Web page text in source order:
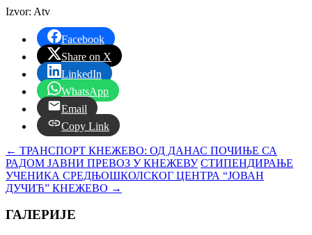
Izvor: Atv
Facebook
Share on X
LinkedIn
WhatsApp
Email
Copy Link
← ТРАНСПОРТ КНЕЖЕВО: ОД ДАНАС ПОЧИЊЕ СА
РАДОМ ЈАВНИ ПРЕВОЗ У КНЕЖЕВУ СТИПЕНДИРАЊЕ
УЧЕНИКА СРЕДЊОШКОЛСКОГ ЦЕНТРА “ЈОВАН
ДУЧИЋ” КНЕЖЕВО →
ГАЛЕРИЈЕ